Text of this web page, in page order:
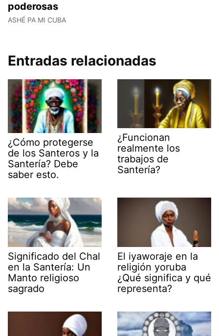
poderosas
ASHÉ PA MI CUBA
Entradas relacionadas
¿Cómo protegerse
de los Santeros y la
Santería? Debe
saber esto.
¿Funcionan
realmente los
trabajos de
Santería?
Significado del Chal
en la Santería: Un
Manto religioso
sagrado
El iyaworaje en la
religión yoruba
¿Qué significa y qué
representa?